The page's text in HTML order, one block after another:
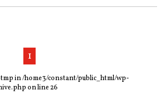
1
in/home3/constant/public_html/wp-
on line26